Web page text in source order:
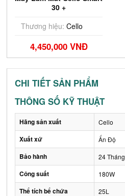
30 +
Thương hiệu: Cello
4,450,000 VNĐ
CHI TIẾT SẢN PHẨM
THÔNG SỐ KỸ THUẬT
Hãng sản xuất Cello
Xuất xứ Ấn Độ
Bảo hành 24 Tháng
Công suất 180W
Thể tích bể chứa 25L